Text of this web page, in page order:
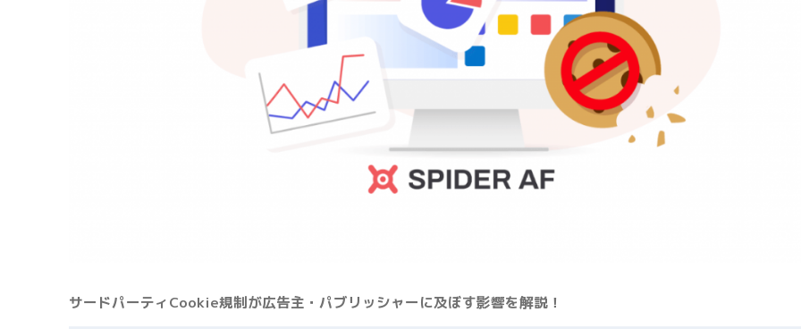
サードパーティCookie規制が広告主・パブリッシャーに及ぼす影響を解説！